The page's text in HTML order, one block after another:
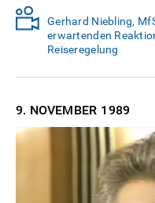
Gerhard Niebling,
erwartenden
Reiseregelung
9. NOVEMBER 1989